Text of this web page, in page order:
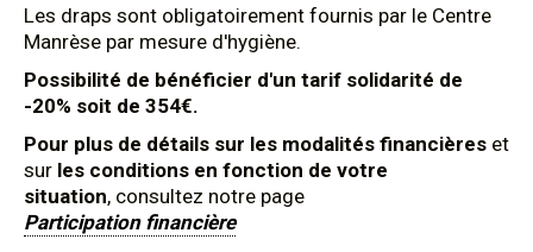
Les draps sont obligatoirement fournis par le Centre
Manrèse par mesure d'hygiène.
Possibilité de bénéficier d'un tarif solidarité de
-20% soit de 354€.
Pour plus de détails sur les modalités financières et
sur les conditions en fonction de votre
situation, consultez notre page
Participation financière